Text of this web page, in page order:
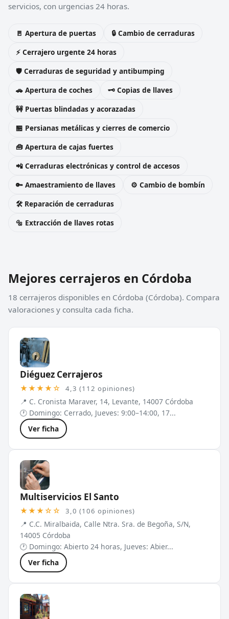
servicios, con urgencias 24 horas.
🚪 Apertura de puertas
🔒 Cambio de cerraduras
⚡ Cerrajero urgente 24 horas
🛡️ Cerraduras de seguridad y antibumping
🚗 Apertura de coches
🗝️ Copias de llaves
🚧 Puertas blindadas y acorazadas
🏪 Persianas metálicas y cierres de comercio
🧰 Apertura de cajas fuertes
📲 Cerraduras electrónicas y control de accesos
🔑 Amaestramiento de llaves
⚙️ Cambio de bombín
🛠️ Reparación de cerraduras
🔩 Extracción de llaves rotas
Mejores cerrajeros en Córdoba
18 cerrajeros disponibles en Córdoba (Córdoba). Compara
valoraciones y consulta cada ficha.
Diéguez Cerrajeros
★★★★☆ 4,3 (112 opiniones)
📍 C. Cronista Maraver, 14, Levante, 14007 Córdoba
🕐 Domingo: Cerrado, Jueves: 9:00–14:00, 17...
Ver ficha
Multiservicios El Santo
★★★☆☆ 3,0 (106 opiniones)
📍 C.C. Miralbaida, Calle Ntra. Sra. de Begoña, S/N,
14005 Córdoba
🕐 Domingo: Abierto 24 horas, Jueves: Abier...
Ver ficha